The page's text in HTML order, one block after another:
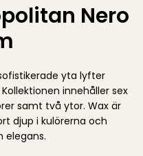
Nero
yta lyfter
innehåller sex
samt två ytor. Wax är
djup i kulörerna och
elegans.